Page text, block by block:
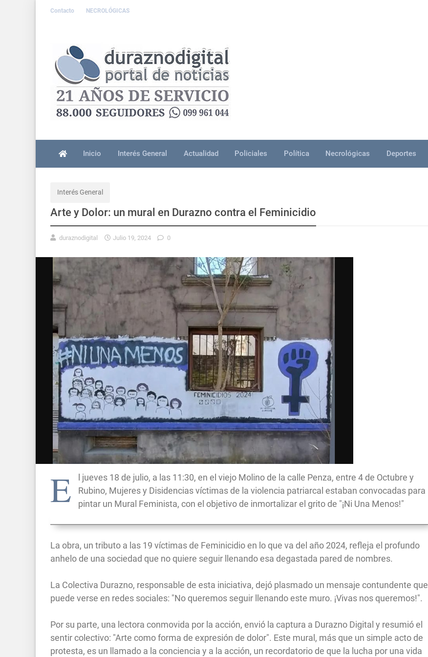
Contacto NECROLÓGICAS
Inicio Interés General Actualidad Policiales Política Necrológicas Deportes
Interés General
Arte y Dolor: un mural en Durazno contra el Feminicidio
duraznodigital Julio 19, 2024 0
E
l jueves 18 de julio, a las 11:30, en el viejo Molino de la calle Penza, entre 4 de Octubre y
Rubino, Mujeres y Disidencias víctimas de la violencia patriarcal estaban convocadas para
pintar un Mural Feminista, con el objetivo de inmortalizar el grito de "¡Ni Una Menos!"
La obra, un tributo a las 19 víctimas de Feminicidio en lo que va del año 2024, refleja el profundo
anhelo de una sociedad que no quiere seguir llenando esa degastada pared de nombres.
La Colectiva Durazno, responsable de esta iniciativa, dejó plasmado un mensaje contundente que
puede verse en redes sociales: "No queremos seguir llenando este muro. ¡Vivas nos queremos!".
Por su parte, una lectora conmovida por la acción, envió la captura a Durazno Digital y resumió el
sentir colectivo: "Arte como forma de expresión de dolor". Este mural, más que un simple acto de
protesta, es un llamado a la conciencia y a la acción, un recordatorio de que la lucha por una vida